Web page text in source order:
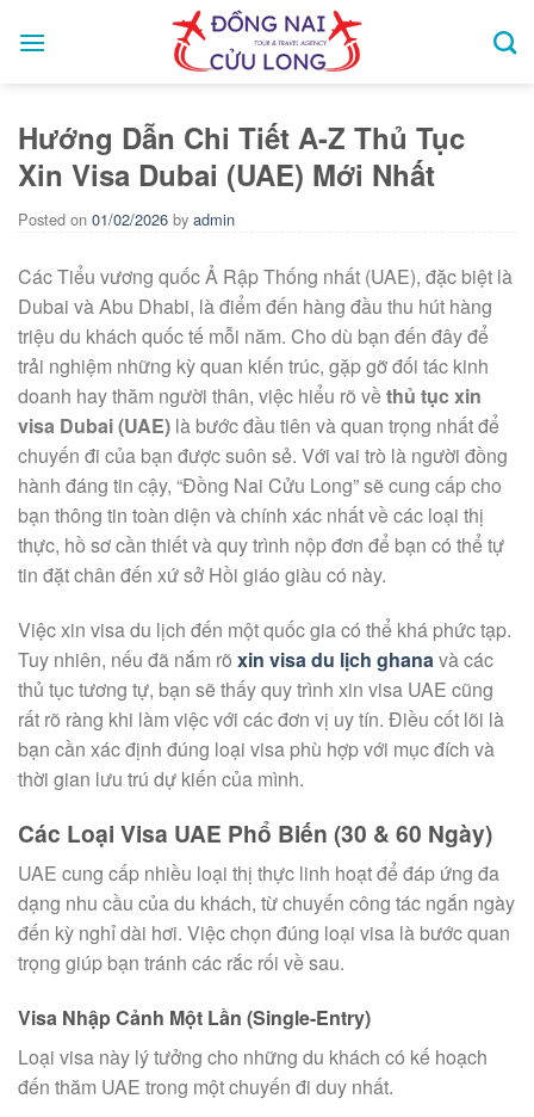
Hướng Dẫn Chi Tiết A-Z Thủ Tục
Xin Visa Dubai (UAE) Mới Nhất
Posted on 01/02/2026 by admin
Các Tiểu vương quốc Ả Rập Thống nhất (UAE), đặc biệt là
Dubai và Abu Dhabi, là điểm đến hàng đầu thu hút hàng
triệu du khách quốc tế mỗi năm. Cho dù bạn đến đây để
trải nghiệm những kỳ quan kiến trúc, gặp gỡ đối tác kinh
doanh hay thăm người thân, việc hiểu rõ vềthủ tục xin
visa Dubai (UAE) là bước đầu tiên và quan trọng nhất để
chuyến đi của bạn được suôn sẻ. Với vai trò là người đồng
hành đáng tin cậy, “Đồng Nai Cửu Long” sẽ cung cấp cho
bạn thông tin toàn diện và chính xác nhất về các loại thị
thực, hồ sơ cần thiết và quy trình nộp đơn để bạn có thể tự
tin đặt chân đến xứ sở Hồi giáo giàu có này.
Việc xin visa du lịch đến một quốc gia có thể khá phức tạp.
Tuy nhiên, nếu đã nắm rõ xin visa du lịch ghanavà các
thủ tục tương tự, bạn sẽ thấy quy trình xin visa UAE cũng
rất rõ ràng khi làm việc với các đơn vị uy tín. Điều cốt lõi là
bạn cần xác định đúng loại visa phù hợp với mục đích và
thời gian lưu trú dự kiến của mình.
Các Loại Visa UAE Phổ Biến (30 & 60 Ngày)
UAE cung cấp nhiều loại thị thực linh hoạt để đáp ứng đa
dạng nhu cầu của du khách, từ chuyến công tác ngắn ngày
đến kỳ nghỉ dài hơi. Việc chọn đúng loại visa là bước quan
trọng giúp bạn tránh các rắc rối về sau.
Visa Nhập Cảnh Một Lần (Single-Entry)
Loại visa này lý tưởng cho những du khách có kế hoạch
đến thăm UAE trong một chuyến đi duy nhất.